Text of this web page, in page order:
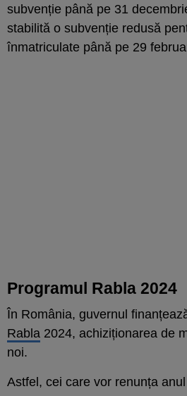
subvenție până pe 31
stabilită o subvenție redusă
înmatriculate până pe 29
Programul Rabla 2024
În România, guvernul
Rabla 2024, achiziționarea de
noi.
Astfel, cei care vor renunța